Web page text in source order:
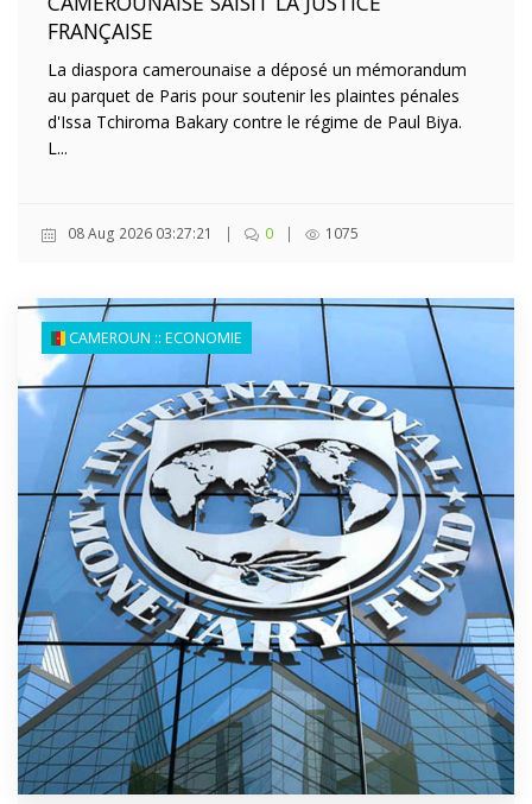
FRANÇAISE
La diaspora camerounaise a déposé un mémorandum
au parquet de Paris pour soutenir les plaintes pénales
d'Issa Tchiroma Bakary contre le régime de Paul Biya.
L...
08 Aug 2026 03:27:21 | 0 | 1075
CAMEROUN :: ECONOMIE